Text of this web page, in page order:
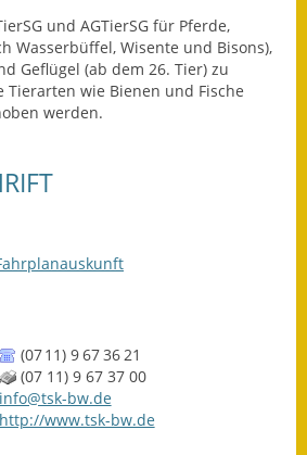
Schadensmeldung
Straßenbau
Stellenausschreibungen
Zahlen und Fakten
und AGTierSG für Pferde,
Wasserbüffel, Wisente und Bisons),
Geflügel (ab dem 26. Tier) zu
Tierarten wie Bienen und Fische
werden.
(0711) 9673621
(07 11) 9 67 37 00
info@tsk-bw.de
http://www.tsk-bw.de